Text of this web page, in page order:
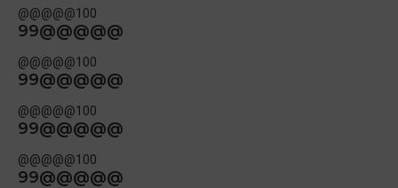
@@@@@100
99@@@@@
@@@@@100
99@@@@@
@@@@@100
99@@@@@
@@@@@100
99@@@@@